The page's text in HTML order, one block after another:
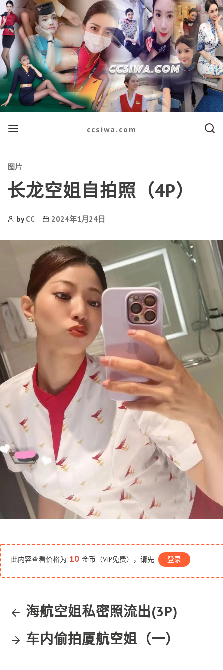
Menu ccsiwa.com Search
Categories
图片
长龙空姐自拍照（4P）
PostbyCC
Post2024年1月24日
此内容查看价格为 10 金币（VIP免费），请先 登录
海航空姐私密照流出(3P)
车内偷拍厦航空姐（一）